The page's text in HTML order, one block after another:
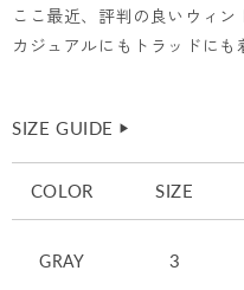
ここ最近、評判の良いウィ
カジュアルにもトラッドにも
SIZE GUIDE ▶︎
COLOR SIZE
GRAY 3